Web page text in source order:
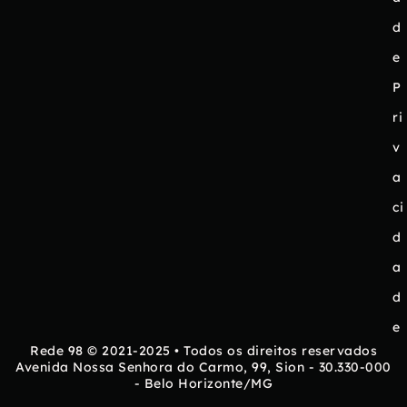
d
e
P
ri
v
a
ci
d
a
d
e
Rede 98 © 2021-2025 • Todos os direitos reservados
Avenida Nossa Senhora do Carmo, 99, Sion - 30.330-000
- Belo Horizonte/MG